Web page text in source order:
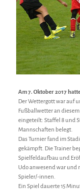
Am 7. Oktober 2017
Der Wettergott war auf
Fußballwetter an diesem
eingeteilt: Staffel 8 und
Mannschaften belegt.
Das Turnier fand im
gekämpft. Die Trainer
Spielfeldaufbau und
Udo anwesend war und
Spieler/-innen.
Ein Spiel dauerte 15